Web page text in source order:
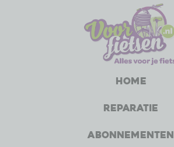
Home
Reparatie
Abonnementen